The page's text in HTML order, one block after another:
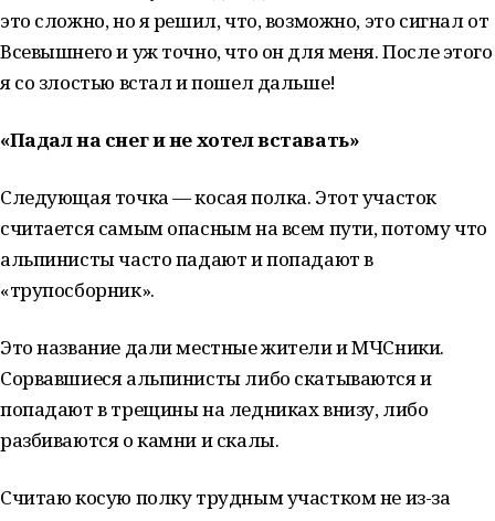
это сложно, но я решил, что, возможно, это сигнал от
Всевышнего и уж точно, что он для меня. После этого
я со злостью встал и пошел дальше!⁣⁣
«Падал на снег и не хотел вставать»
Следующая точка — косая полка. Этот участок
считается самым опасным на всем пути, потому что
альпинисты часто падают и попадают в
«трупосборник».
Это название дали местные жители и МЧСники.
Сорвавшиеся альпинисты либо скатываются и
попадают в трещины на ледниках внизу, либо
разбиваются о камни и скалы.
Считаю косую полку трудным участком не из-за